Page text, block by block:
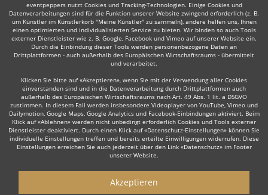
eventpeppers nutzt Cookies und Tracking-Technologien. Einige Cookies und
Datenverarbeitungen sind für die Funktion unserer Website zwingend erforderlich (z. B.
um Künstler im Künstlerkorb "Meine Künstler" zu sammeln), andere helfen uns, Ihnen
einen optimierten und individualisierten Service zu bieten. Wir binden so auch Tools
externer Dienstleister wie z. B. Google, Facebook und Vimeo auf unserer Website ein.
Durch die Einbindung dieser Tools werden personenbezogene Daten an
Drittplattformen - auch außerhalb des Europäischen Wirtschaftsraums - übermittelt
und verarbeitet.
Klicken Sie bitte auf «Akzeptieren», wenn Sie mit der Verwendung aller Cookies
einverstanden sind und in die Datenverarbeitung durch Drittplattformen auch
außerhalb des Europäischen Wirtschaftsraums nach Art. 49 Abs. 1 lit. a DSGVO
zustimmen. In diesem Fall werden insbesondere Videoplayer von YouTube, Vimeo und
Dailymotion, Google Maps, Google Analytics und Facebook-Einbindungen aktiviert. Beim
Klick auf «Ablehnen» werden nicht unbedingt erforderlich Cookies und Tools externer
Dienstleister deaktiviert. Durch einen Klick auf «Datenschutz-Einstellungen» können Sie
individuelle Einstellungen treffen und bereits erteilte Einwilligungen widerrufen. Diese
Einstellungen erreichen Sie auch jederzeit über den Link «Datenschutz» im Footer
unserer Website.
Akzeptieren